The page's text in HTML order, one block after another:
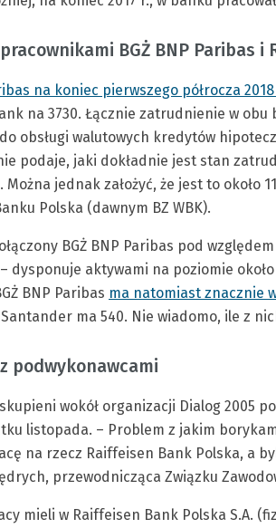
BGŻ BNP Paribas i
na koniec pierwszego półrocza
na 3730. Łącznie zatrudnienie w obu
obsługi walutowych kredytów
podaje, jaki dokładnie jest stan
jednak założyć, że jest to około
Polska (dawnym BZ WBK).
BGŻ BNP Paribas pod
dysponuje aktywami na poziomie
BNP Paribas ma natomiast znacznie
ma 540. Nie wiadomo, ile z
podwykonawcami
wokół organizacji Dialog 2005
listopada. – Problem z jakim
na rzecz Raiffeisen Bank Polska, a
przewodnicząca Związku
mieli w Raiffeisen Bank Polska S.A.